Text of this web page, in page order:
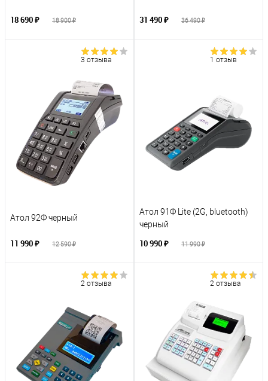
18 690 ₽ 18 900 ₽ 31 490 ₽ 36 490 ₽
3 отзыва
Атол 92Ф черный
11 990 ₽ 12 590 ₽
1 отзыв
Атол 91Ф Lite (2G, bluetooth)
черный
10 990 ₽ 11 990 ₽
2 отзыва 2 отзыва